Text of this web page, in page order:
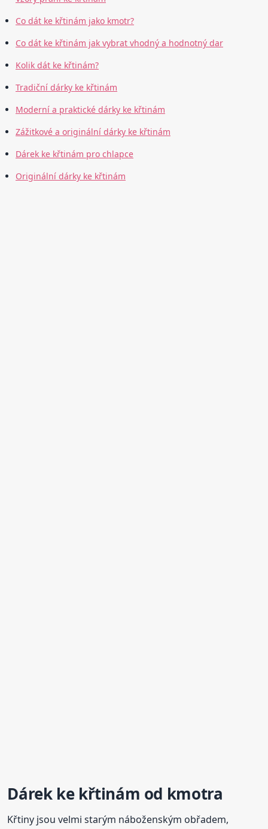
Co dát ke křtinám jako kmotr?
Co dát ke křtinám jak vybrat vhodný a hodnotný dar
Kolik dát ke křtinám?
Tradiční dárky ke křtinám
Moderní a praktické dárky ke křtinám
Zážitkové a originální dárky ke křtinám
Dárek ke křtinám pro chlapce
Originální dárky ke křtinám
Dárek ke křtinám od kmotra
Křtiny jsou velmi starým náboženským obřadem,